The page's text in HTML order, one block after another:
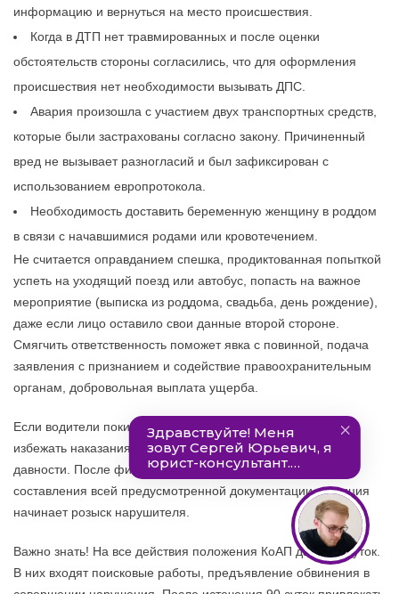
информацию и вернуться на место происшествия.
Когда в ДТП нет травмированных и после оценки
обстоятельств стороны согласились, что для оформления
происшествия нет необходимости вызывать ДПС.
Авария произошла с участием двух транспортных средств,
которые были застрахованы согласно закону. Причиненный
вред не вызывает разногласий и был зафиксирован с
использованием европротокола.
Необходимость доставить беременную женщину в роддом
в связи с начавшимися родами или кровотечением.
Не считается оправданием спешка, продиктованная попыткой
успеть на уходящий поезд или автобус, попасть на важное
мероприятие (выписка из роддома, свадьба, день рождение),
даже если лицо оставило свои данные второй стороне.
Смягчить ответственность поможет явка с повинной, подача
заявления с признанием и содействие правоохранительным
органам, добровольная выплата ущерба.
Если водители покидают место аварии без веских причин,
избежать наказания удастся только по истечению срока
давности. После фиксации события, опроса свидетелей и
составления всей предусмотренной документации, полиция
начинает розыск нарушителя.
Важно знать! На все действия положения КоАП дают 90 суток.
В них входят поисковые работы, предъявление обвинения в